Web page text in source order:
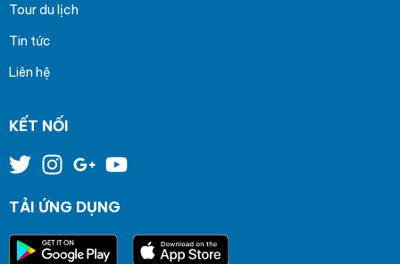
Tour du lịch
Tin tức
Liên hệ
KẾT NỐI
TẢI ỨNG DỤNG